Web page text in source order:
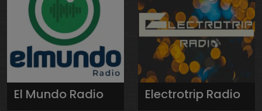
El Mundo Radio Electrotrip Radio